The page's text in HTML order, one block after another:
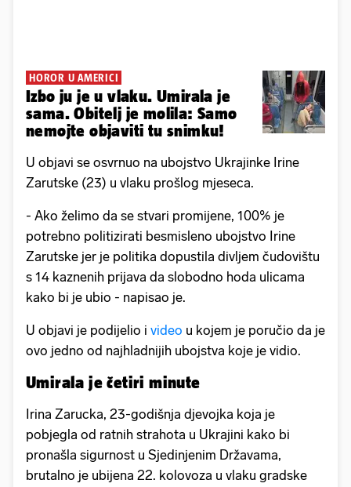
HOROR U AMERICI
Izbo ju je u vlaku. Umirala je
sama. Obitelj je molila: Samo
nemojte objaviti tu snimku!
U objavi se osvrnuo na ubojstvo Ukrajinke Irine
Zarutske (23) u vlaku prošlog mjeseca.
- Ako želimo da se stvari promijene, 100% je
potrebno politizirati besmisleno ubojstvo Irine
Zarutske jer je politika dopustila divljem čudovištu
s 14 kaznenih prijava da slobodno hoda ulicama
kako bi je ubio - napisao je.
U objavi je podijelio i video u kojem je poručio da je
ovo jedno od najhladnijih ubojstva koje je vidio.
Umirala je četiri minute
Irina Zarucka, 23-godišnja djevojka koja je
pobjegla od ratnih strahota u Ukrajini kako bi
pronašla sigurnost u Sjedinjenim Državama,
brutalno je ubijena 22. kolovoza u vlaku gradske